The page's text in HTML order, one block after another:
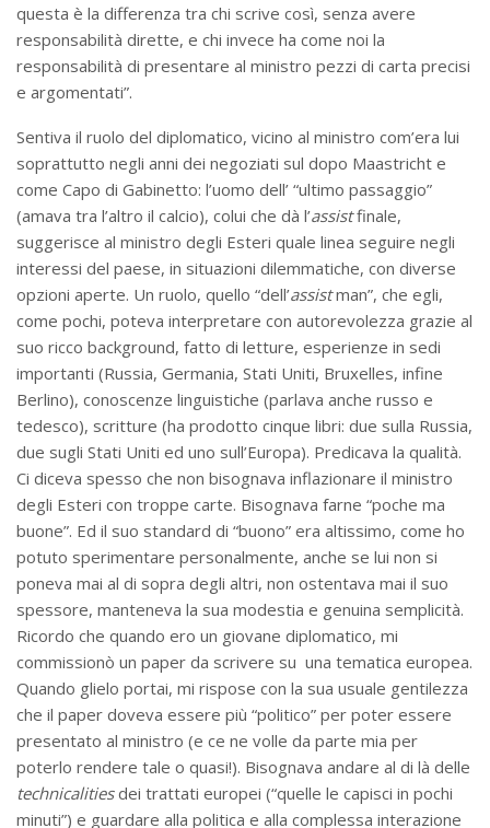
questa è la differenza tra chi scrive così, senza avere
responsabilità dirette, e chi invece ha come noi la
responsabilità di presentare al ministro pezzi di carta precisi
e argomentati”.
Sentiva il ruolo del diplomatico, vicino al ministro com’era lui
soprattutto negli anni dei negoziati sul dopo Maastricht e
come Capo di Gabinetto: l’uomo dell’ “ultimo passaggio”
(amava tra l’altro il calcio), colui che dà l’assistfinale,
suggerisce al ministro degli Esteri quale linea seguire negli
interessi del paese, in situazioni dilemmatiche, con diverse
opzioni aperte. Un ruolo, quello “dell’assistman”, che egli,
come pochi, poteva interpretare con autorevolezza grazie al
suo ricco background, fatto di letture, esperienze in sedi
importanti (Russia, Germania, Stati Uniti, Bruxelles, infine
Berlino), conoscenze linguistiche (parlava anche russo e
tedesco), scritture (ha prodotto cinque libri: due sulla Russia,
due sugli Stati Uniti ed uno sull’Europa). Predicava la qualità.
Ci diceva spesso che non bisognava inflazionare il ministro
degli Esteri con troppe carte. Bisognava farne “poche ma
buone”. Ed il suo standard di “buono” era altissimo, come ho
potuto sperimentare personalmente, anche se lui non si
poneva mai al di sopra degli altri, non ostentava mai il suo
spessore, manteneva la sua modestia e genuina semplicità.
Ricordo che quando ero un giovane diplomatico, mi
commissionò un paper da scrivere su una tematica europea.
Quando glielo portai, mi rispose con la sua usuale gentilezza
che il paper doveva essere più “politico” per poter essere
presentato al ministro (e ce ne volle da parte mia per
poterlo rendere tale o quasi!). Bisognava andare al di là delle
technicalitiesdei trattati europei (“quelle le capisci in pochi
minuti”) e guardare alla politica e alla complessa interazione